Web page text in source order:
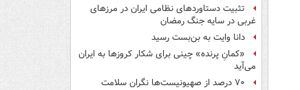
تثبیت دستاوردهای نظامی ایران در مرزهای
غربی در سایه جنگ رمضان
دانا وایت به بن‌بست رسید
«کمانِ پرنده» چینی برای شکار کروزها به ایران
می‌آید
۷۰ درصد از صهیونیست‌ها نگران سلامت